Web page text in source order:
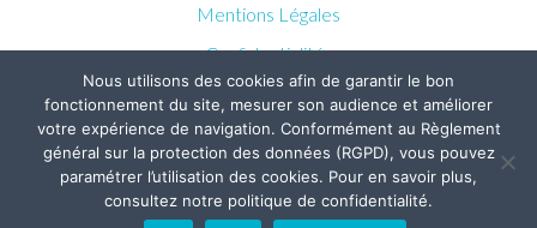
Mentions Légales
Confidentialités
Nous utilisons des cookies afin de garantir le bon
fonctionnement du site, mesurer son audience et améliorer
votre expérience de navigation. Conformément au Règlement
général sur la protection des données (RGPD), vous pouvez
paramétrer l’utilisation des cookies. Pour en savoir plus,
consultez notre politique de confidentialité.